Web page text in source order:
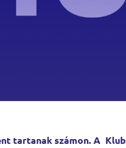
tartanak számon. A Klub